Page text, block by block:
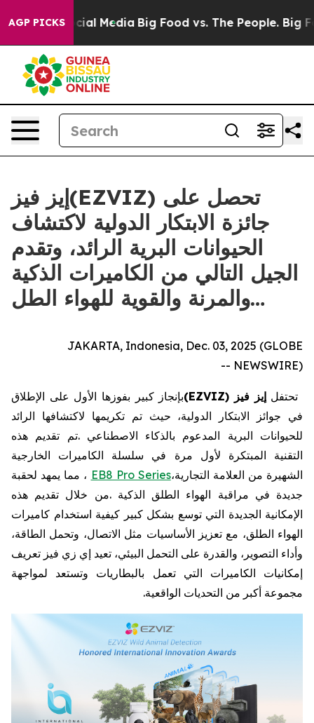
AGP PICKS
on Social Media Big Food vs. The People. Big
إيز فيز(EZVIZ) تحصل على
جائزة الابتكار الدولية لاكتشاف
الحيوانات البرية الرائد، وتقدم
الجيل التالي من الكاميرات الذكية
والمرنة والقوية للهواء الطل…
JAKARTA, Indonesia, Dec. 03, 2025 (GLOBE
NEWSWIRE) --
تحتفل إيز فيز (EZVIZ) بإنجاز كبير بفوزها الأول على الإطلاق
في جوائز الابتكار الدولية، حيث تم تكريمها لاكتشافها الرائد
للحيوانات البرية المدعوم بالذكاء الاصطناعي .تم تقديم هذه
التقنية
المبتكرة لأول مرة في سلسلة الكاميرات
الخارجية
الشهيرة من العلامة التجارية،EB8 Pro Series ، مما يمهد لحقبة
جديدة في مراقبة الهواء الطلق الذكية .من خلال تقديم هذه
الإمكانية الجديدة التي توسع بشكل كبير كيفية استخدام كاميرات
الهواء الطلق، مع تعزيز الأساسيات مثل الاتصال، وتحمل الطاقة،
وأداء التصوير، والقدرة على التحمل البيئي، تعيد إي زي فيز تعريف
إمكانيات
الكاميرات التي تعمل بالبطاريات وتستعد
لمواجهة
مجموعة أكبر من التحديات الواقعية.